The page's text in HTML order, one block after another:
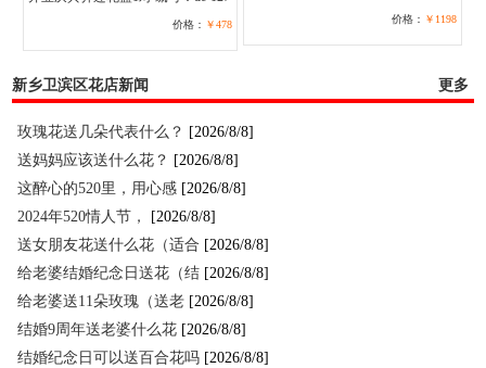
价格： ￥478 价格： ￥1198
新乡卫滨区花店新闻 更多
玫瑰花送几朵代表什么？ [2026/8/8]
送妈妈应该送什么花？ [2026/8/8]
这醉心的520里，用心感 [2026/8/8]
2024年520情人节，
[2026/8/8]
送女朋友花送什么花（适合 [2026/8/8]
给老婆结婚纪念日送花（结 [2026/8/8]
给老婆送11朵玫瑰（送老 [2026/8/8]
结婚9周年送老婆什么花 [2026/8/8]
结婚纪念日可以送百合花吗 [2026/8/8]